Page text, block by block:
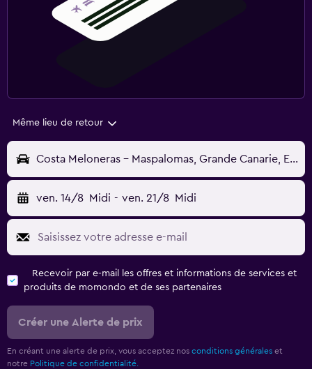
Même lieu de retour
Costa Meloneras - Maspalomas, Grande Canarie, Espagne
ven. 14/8 Midi - ven. 21/8 Midi
Recevoir par e-mail les offres et informations de services et
produits de momondo et de ses partenaires
Créer une Alerte de prix
En créant une alerte de prix, vous acceptez nos conditions générales et
notre Politique de confidentialité.